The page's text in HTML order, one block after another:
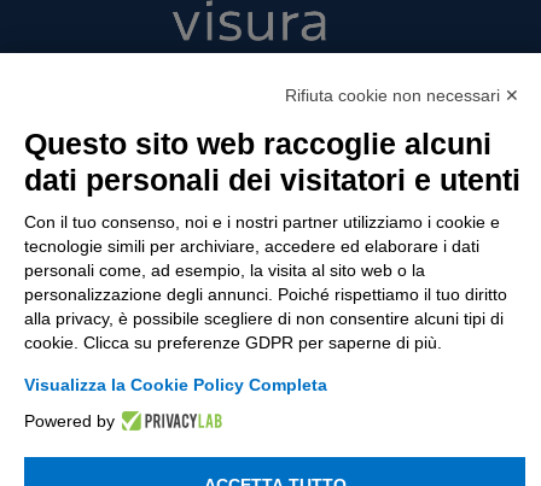
Piazzale Flaminio 1/b, 00196 Roma, Italia
Società con Socio Unico
Società soggetta alla direzione e coordinamento
di Tinexta SpA
P.IVA 05338771008 REA n. 877679
UTILITÀ
Recupero Password
Verifica attestato di presenza
POLICIES AND TERMS
Informativa cookie
Rifiuta cookie non necessari ✕
Questo sito web raccoglie alcuni
dati personali dei visitatori e utenti
Con il tuo consenso, noi e i nostri partner utilizziamo i cookie e
tecnologie simili per archiviare, accedere ed elaborare i dati
personali come, ad esempio, la visita al sito web o la
personalizzazione degli annunci. Poiché rispettiamo il tuo diritto
alla privacy, è possibile scegliere di non consentire alcuni tipi di
cookie. Clicca su preferenze GDPR per saperne di più.
Visualizza la Cookie Policy Completa
Powered by